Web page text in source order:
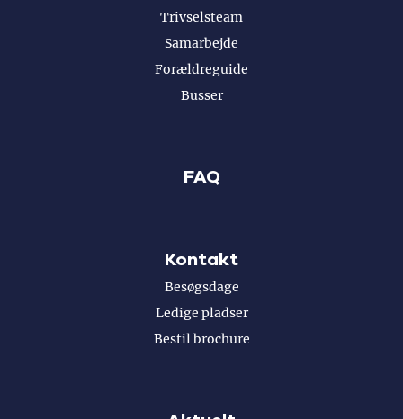
Trivselsteam
Samarbejde
Forældreguide
Busser
FAQ
Kontakt
Besøgsdage
Ledige pladser
Bestil brochure